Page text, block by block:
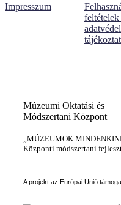
Impresszum
feltételek
Múzeumi Oktatási és
Módszertani Központ
„MÚZEUMOK
Központi módszertani
A projekt az Európai Unió